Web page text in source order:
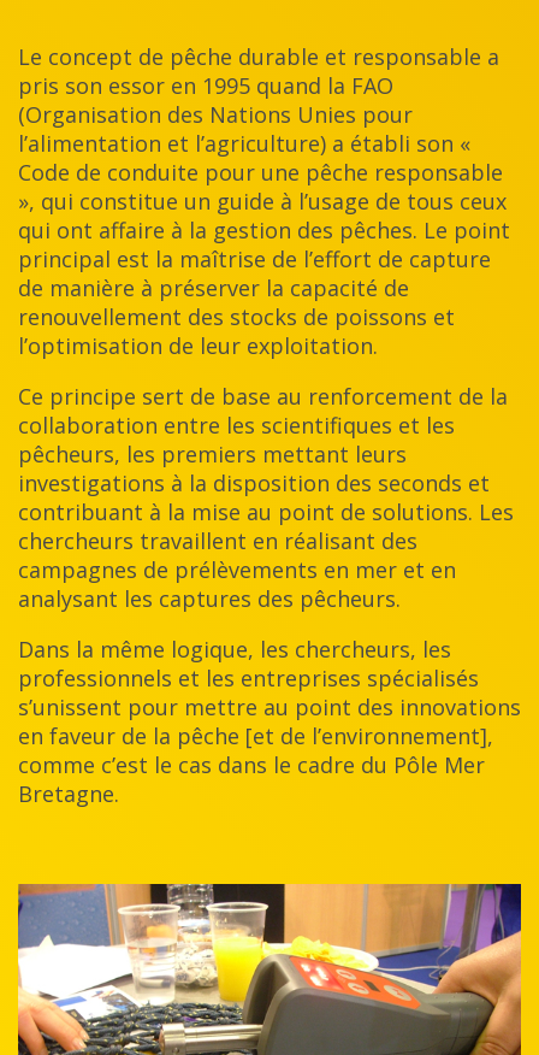
Le concept de pêche durable et responsable a
pris son essor en 1995 quand la FAO
(Organisation des Nations Unies pour
l’alimentation et l’agriculture) a établi son «
Code de conduite pour une pêche responsable
», qui constitue un guide à l’usage de tous ceux
qui ont affaire à la gestion des pêches. Le point
principal est la maîtrise de l’effort de capture
de manière à préserver la capacité de
renouvellement des stocks de poissons et
l’optimisation de leur exploitation.
Ce principe sert de base au renforcement de la
collaboration entre les scientifiques et les
pêcheurs, les premiers mettant leurs
investigations à la disposition des seconds et
contribuant à la mise au point de solutions. Les
chercheurs travaillent en réalisant des
campagnes de prélèvements en mer et en
analysant les captures des pêcheurs.
Dans la même logique, les chercheurs, les
professionnels et les entreprises spécialisés
s’unissent pour mettre au point des innovations
en faveur de la pêche [et de l’environnement],
comme c’est le cas dans le cadre du Pôle Mer
Bretagne.